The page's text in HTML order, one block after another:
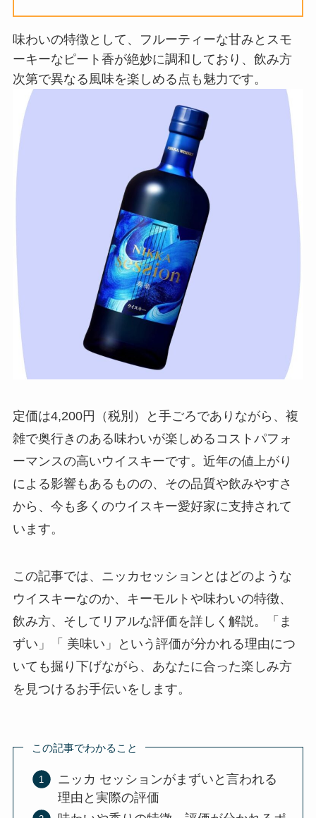
味わいの特徴として、フルーティーな甘みとスモ
ーキーなピート香が絶妙に調和しており、飲み方
次第で異なる風味を楽しめる点も魅力です。
定価は4,200円（税別）と手ごろでありながら、複
雑で奥行きのある味わいが楽しめるコストパフォ
ーマンスの高いウイスキーです。近年の値上がり
による影響もあるものの、その品質や飲みやすさ
から、今も多くのウイスキー愛好家に支持されて
います。
この記事では、ニッカセッションとはどのような
ウイスキーなのか、キーモルトや味わいの特徴、
飲み方、そしてリアルな評価を詳しく解説。「ま
ずい」「 美味い」という評価が分かれる理由につ
いても掘り下げながら、あなたに合った楽しみ方
を見つけるお手伝いをします。
この記事でわかること
ニッカ セッションがまずいと言われる
理由と実際の評価